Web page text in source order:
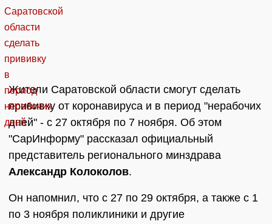
Жители Саратовской области смогут сделать
прививку от коронавируса и в период "нерабочих
дней" - с 27 октября по 7 ноября. Об этом
"СарИнформу" рассказал официальный
представитель регионального минздрава
Александр Колоколов.
Он напомнил, что с 27 по 29 октября, а также с 1
по 3 ноября поликлиники и другие